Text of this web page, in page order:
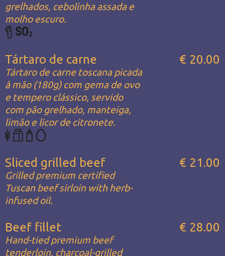
grelhados, cebolinha assada e
molho escuro.
Tártaro de carne
Tártaro de carne toscana picada
à mão (180g) com gema de ovo
e tempero clássico, servido
com pão grelhado, manteiga,
limão e licor de citronete.
€ 20.00
Sliced grilled beef
Grilled premium certified
Tuscan beef sirloin with herb-
infused oil.
€ 21.00
Beef fillet
Hand-tied premium beef
tenderloin, charcoal-grilled
€ 28.00